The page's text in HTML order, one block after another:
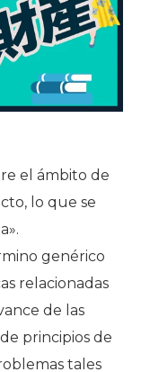
el ámbito de
lo que se
genérico
relacionadas
de las
principios de
tales